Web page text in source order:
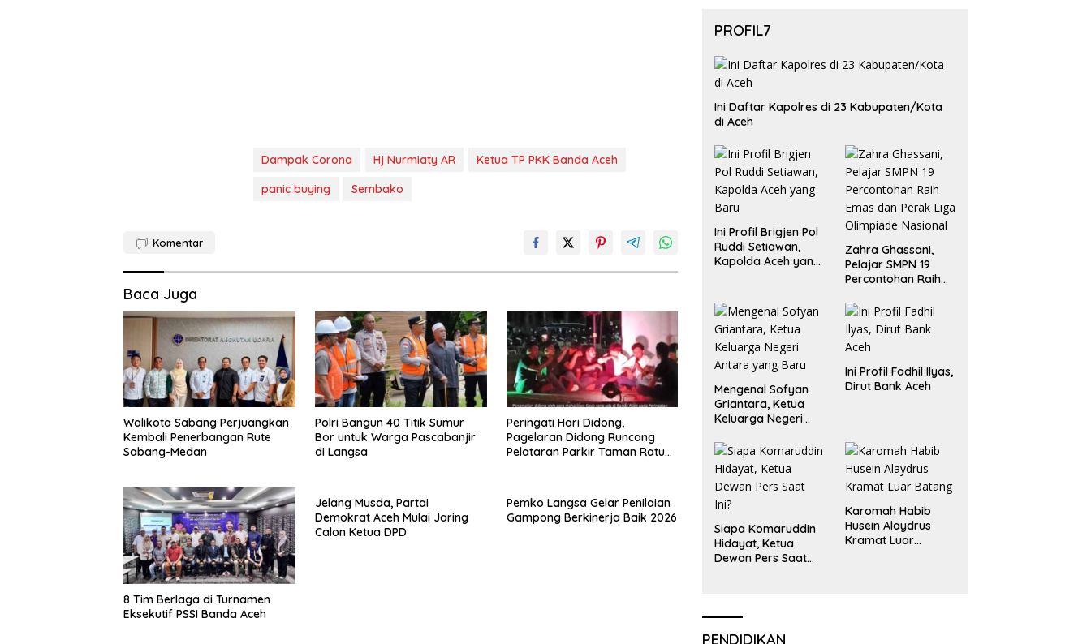
Dampak Corona Hj Nurmiaty AR
Ketua TP PKK Banda Aceh
panic buying
Sembako
Komentar
Baca Juga
Walikota Sabang Perjuangkan
Kembali Penerbangan Rute
Sabang-Medan
Polri Bangun 40 Titik Sumur
Bor untuk Warga Pascabanjir
di Langsa
Peringati Hari Didong,
Pagelaran Didong Runcang
Pelataran Parkir Taman Ratu
8 Tim Berlaga di Turnamen
Eksekutif PSSI Banda Aceh
Jelang Musda, Partai
Demokrat Aceh Mulai Jaring
Calon Ketua DPD
Pemko Langsa Gelar Penilaian
Gampong Berkinerja Baik 2026
PROFIL7
Ini Daftar Kapolres di 23 Kabupaten/Kota
di Aceh
Ini Profil Brigjen Pol
Ruddi Setiawan,
Kapolda Aceh yang
Zahra Ghassani,
Pelajar SMPN 19
Percontohan Raih
Liga Olimpiade
Nasional
Mengenal Sofyan
Griantara, Ketua
Keluarga Negeri
Ini Profil Fadhil Ilyas,
Dirut Bank Aceh
Siapa Komaruddin
Hidayat, Ketua
Dewan Pers Saat
Karomah Habib
Husein Alaydrus
Kramat Luar
PENDIDIKAN